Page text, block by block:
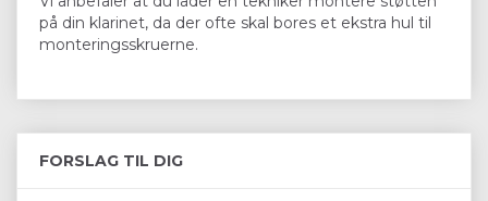
på din klarinet, da der ofte skal bores et ekstra hul til
monteringsskruerne.
FORSLAG TIL DIG